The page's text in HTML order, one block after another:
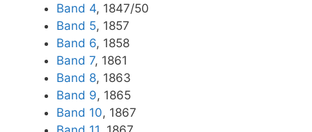
Band 4, 1847/50
Band 5, 1857
Band 6, 1858
Band 7, 1861
Band 8, 1863
Band 9, 1865
Band 10, 1867